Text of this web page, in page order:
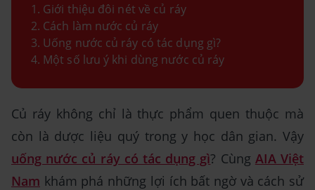
Giới thiệu đôi nét về củ ráy
Cách làm nước củ ráy
Uống nước củ ráy có tác dụng gì?
Một số lưu ý khi dùng nước củ ráy
Củ ráy không chỉ là thực phẩm quen thuộc mà
còn là dược liệu quý trong y học dân gian. Vậy
uống nước củ ráy có tác dụng gì? Cùng AIA Việt
Nam khám phá những lợi ích bất ngờ và cách sử